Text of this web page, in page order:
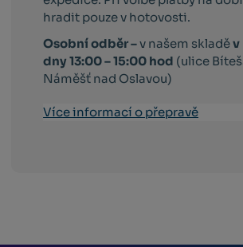
hradit pouze v hotovosti.
Osobní odběr –v našem skladěv
dny 13:00 – 15:00 hod (ulice
Náměšť nad Oslavou)
Více informací o přepravě